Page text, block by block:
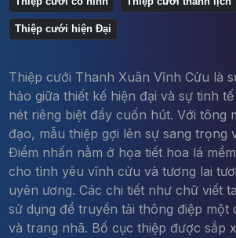
Thiệp cưới hiện Đại
Thiệp cưới Thanh Xuân Vĩnh Cửu là
hảo giữa thiết kế hiện đại và sự tinh
nét riêng biệt đầy cuốn hút. Với tông
đạo, mẫu thiệp gợi lên sự sang trọng
Điểm nhấn nằm ở họa tiết hoa lá
cho tình yêu vĩnh cửu và tương lai
uyên ương. Các chi tiết như chữ viết
sử dụng để truyền tải thông điệp một
và trang nhã. Bố cục thiệp được sắp